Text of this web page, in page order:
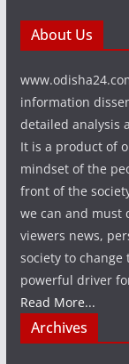
About Us
information
detailed analysis
It is a product of
mindset of the
front of the
we can and must
viewers news,
society to
powerful driver
Read More...
Archives